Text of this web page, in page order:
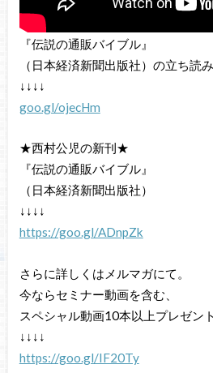
『伝説の通販バイブル』
（日本経済新聞出版社）の立ち読
↓↓↓↓
goo.gl/ojecHm
★西村公児の新刊★
『伝説の通販バイブル』
（日本経済新聞出版社）
↓↓↓↓
https://goo.gl/ADnpZk
さらに詳しくはメルマガにて。
今ならセミナー動画を含む、
スペシャル動画10本以上プレゼン
↓↓↓↓
https://goo.gl/IF20Ty